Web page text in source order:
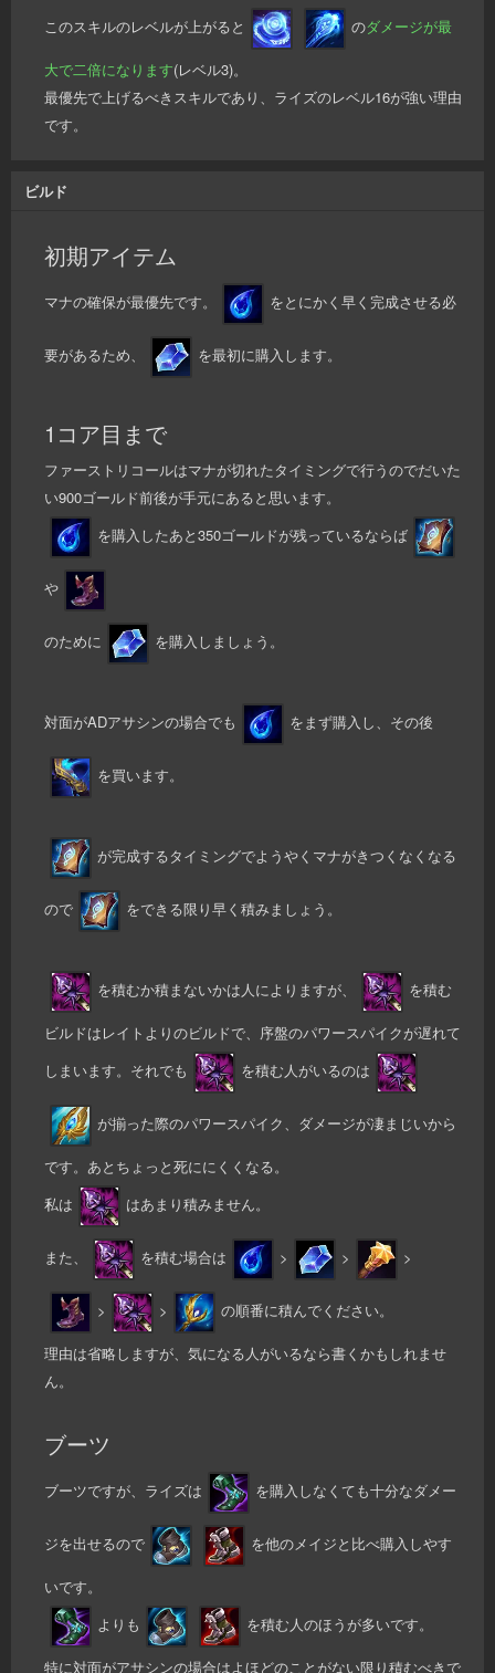
このスキルのレベルが上がると
のダメージが最
大で二倍になります(レベル3)。
最優先で上げるべきスキルであり、ライズのレベル16が強い理由
です。
ビルド
初期アイテム
マナの確保が最優先です。 をとにかく早く完成させる必
要があるため、 を最初に購入します。
1コア目まで
ファーストリコールはマナが切れたタイミングで行うのでだいた
い900ゴールド前後が手元にあると思います。
を購入したあと350ゴールドが残っているならば
や
のために を購入しましょう。
対面がADアサシンの場合でも をまず購入し、その後
を買います。
が完成するタイミングでようやくマナがきつくなくなる
ので をできる限り早く積みましょう。
を積むか積まないかは人によりますが、 を積む
ビルドはレイトよりのビルドで、序盤のパワースパイクが遅れて
しまいます。それでも
を積む人がいるのは
が揃った際のパワースパイク、ダメージが凄まじいから
です。あとちょっと死ににくくなる。
私は
はあまり積みません。
また、 を積む場合は > > >
> > の順番に積んでください。
理由は省略しますが、気になる人がいるなら書くかもしれませ
ん。
ブーツ
ブーツですが、ライズは を購入しなくても十分なダメー
ジを出せるので を他のメイジと比べ購入しやす
いです。
よりも
を積む人のほうが多いです。
特に対面がアサシンの場合はよほどのことがない限り積むべきで